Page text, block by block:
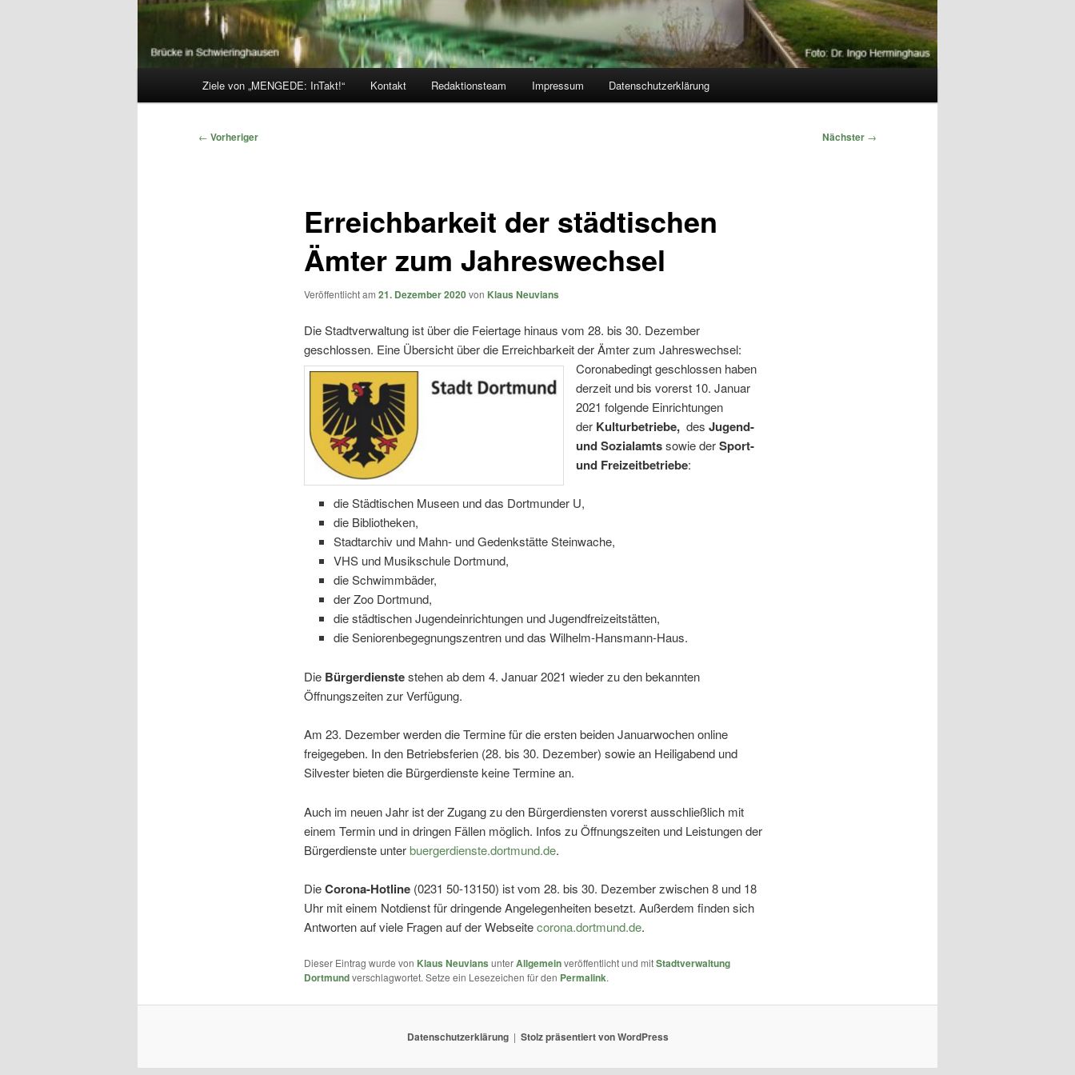
Ziele von „MENGEDE: InTakt!“ Kontakt Redaktionsteam Impressum Datenschutzerklärung
Beitragsnavigation
← Vorheriger Nächster →
Erreichbarkeit der städtischen
Ämter zum Jahreswechsel
Veröffentlicht am 21. Dezember 2020von Klaus Neuvians
Die Stadtverwaltung ist über die Feiertage hinaus vom 28. bis 30. Dezember
geschlossen. Eine Übersicht über die Erreichbarkeit der Ämter zum Jahreswechsel:
Coronabedingt geschlossen haben
derzeit und bis vorerst 10. Januar
2021 folgende Einrichtungen
der Kulturbetriebe, des Jugend-
und Sozialamtssowie derSport-
und Freizeitbetriebe:
die Städtischen Museen und das Dortmunder U,
die Bibliotheken,
Stadtarchiv und Mahn- und Gedenkstätte Steinwache,
VHS und Musikschule Dortmund,
die Schwimmbäder,
der Zoo Dortmund,
die städtischen Jugendeinrichtungen und Jugendfreizeitstätten,
die Seniorenbegegnungszentren und das Wilhelm-Hansmann-Haus.
Die Bürgerdienstestehen ab dem 4. Januar 2021 wieder zu den bekannten
Öffnungszeiten zur Verfügung.
Am 23. Dezember werden die Termine für die ersten beiden Januarwochen online
freigegeben. In den Betriebsferien (28. bis 30. Dezember) sowie an Heiligabend und
Silvester bieten die Bürgerdienste keine Termine an.
Auch im neuen Jahr ist der Zugang zu den Bürgerdiensten vorerst ausschließlich mit
einem Termin und in dringen Fällen möglich. Infos zu Öffnungszeiten und Leistungen der
Bürgerdienste unterbuergerdienste.dortmund.de.
DieCorona-Hotline(0231 50-13150) ist vom 28. bis 30. Dezember zwischen 8 und 18
Uhr mit einem Notdienst für dringende Angelegenheiten besetzt. Außerdem finden sich
Antworten auf viele Fragen auf der Webseitecorona.dortmund.de.
Dieser Eintrag wurde von Klaus Neuvians unterAllgemeinveröffentlicht und mitStadtverwaltung
Dortmundverschlagwortet. Setze ein Lesezeichen für den Permalink.
Datenschutzerklärung Stolz präsentiert von WordPress